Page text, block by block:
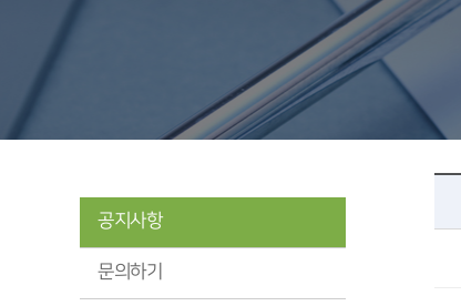
공지사항
문의하기